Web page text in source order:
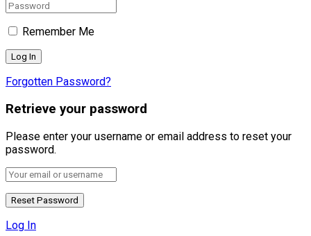
Remember Me
Forgotten Password?
Retrieve your password
Please enter your username or email address to reset your
password.
Log In